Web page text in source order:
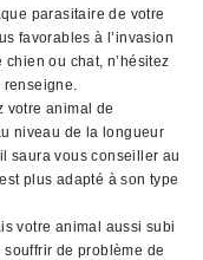
parasitaire de votre
favorables à l’invasion
ou chat, n’hésitez
renseigne.
votre animal de
niveau de la longueur
saura vous conseiller au
plus adapté à son type
votre animal aussi subi
de problème de